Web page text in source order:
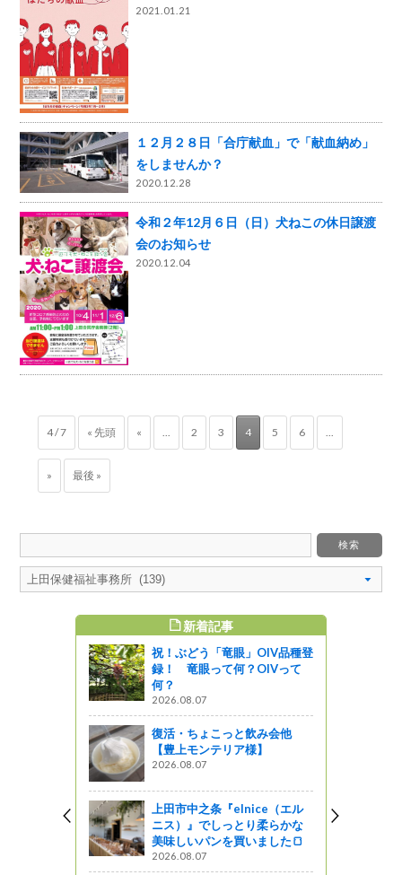
2021.01.21
１２月２８日「合庁献血」で「献血納め」
をしませんか？
2020.12.28
令和２年12月６日（日）犬ねこの休日譲渡
会のお知らせ
2020.12.04
4 / 7 « 先頭 « ... 2 3 4 5 6 ...
» 最後 »
新着記事
祝！ぶどう「竜眼」OIV品種登
録！ 竜眼って何？OIVって
何？
2026.08.07
復活・ちょこっと飲み会他
【豊上モンテリア様】
2026.08.07
上田市中之条『elnice（エル
ニス）』でしっとり柔らかな
美味しいパンを買いました🍞
2026.08.07